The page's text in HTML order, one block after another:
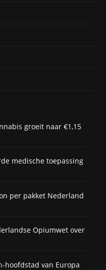
groeit naar €1,15
medische toepassing
per pakket Nederland
Opiumwet over
hoofdstad van Europa